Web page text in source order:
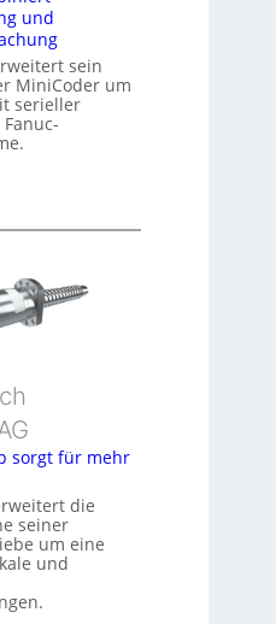
und
sein
MiniCoder um
serieller
sorgt für mehr
die
seiner
um eine
und